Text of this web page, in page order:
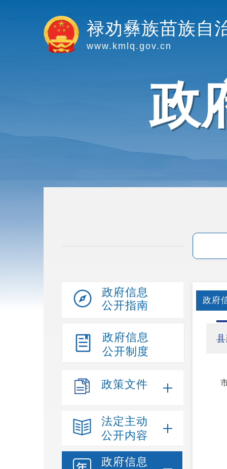
禄劝彝族苗族自
www.kmlq.gov.cn
政
政府信息
公开指南
政府信息
公开制度
政策文件
法定主动
公开内容
政府信息
政府